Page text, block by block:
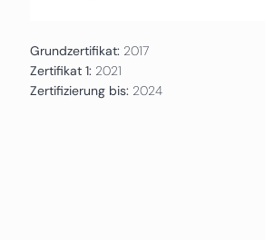
Grundzertifikat: 2017
Zertifikat 1: 2021
Zertifizierung bis: 2024